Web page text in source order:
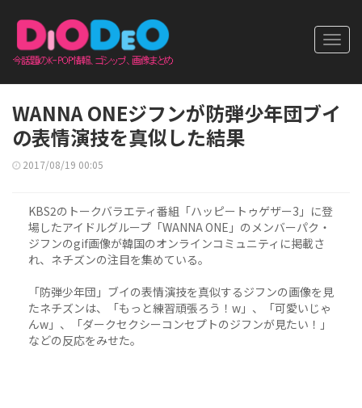
WANNA ONEジフンが防弾少年団ブイ
の表情演技を真似した結果
2017/08/19 00:05
KBS2のトークバラエティ番組「ハッピートゥゲザー3」に登
場したアイドルグループ「WANNA ONE」のメンバーパク・
ジフンのgif画像が韓国のオンラインコミュニティに掲載さ
れ、ネチズンの注目を集めている。
「防弾少年団」ブイの表情演技を真似するジフンの画像を見
たネチズンは、「もっと練習頑張ろう！w」、「可愛いじゃ
んw」、「ダークセクシーコンセプトのジフンが見たい！」
などの反応をみせた。